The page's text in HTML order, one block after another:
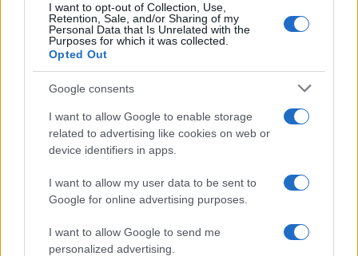
I want to opt-out of Collection, Use,
Retention, Sale, and/or Sharing of my
Personal Data that Is Unrelated with the
Purposes for which it was collected.
Opted Out
Google consents
I want to allow Google to enable storage
related to advertising like cookies on web or
device identifiers in apps.
I want to allow my user data to be sent to
Google for online advertising purposes.
I want to allow Google to send me
personalized advertising.
Patrimônio de Lula diminui 35% em relação a 2026
Bruno Costa · 8 ago 2026
COTAÇÕES CRYPTO
(KBTC)